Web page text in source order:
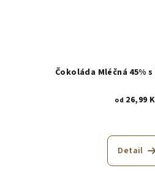
Čokoláda Mléčná 45%
od 26,99
Detail